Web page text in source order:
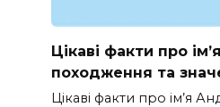
Цікаві факти про
походження та
Цікаві факти про ім’я